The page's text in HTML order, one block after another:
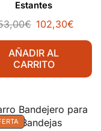
Estantes
€ 102,30€
AÑADIR AL
CARRITO